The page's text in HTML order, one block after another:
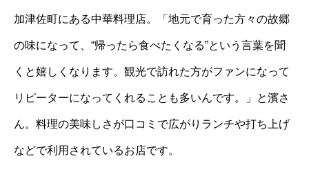
加津佐町にある中華料理店。「地元で育った方々の故郷
の味になって、“帰ったら食べたくなる”という言葉を聞
くと嬉しくなります。観光で訪れた方がファンになって
リピーターになってくれることも多いんです。」と濱さ
ん。料理の美味しさが口コミで広がりランチや打ち上げ
などで利用されているお店です。